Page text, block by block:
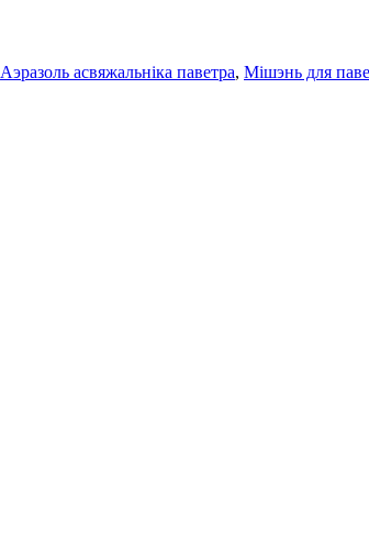
Аэразоль асвяжальніка паветра, Мішэнь для